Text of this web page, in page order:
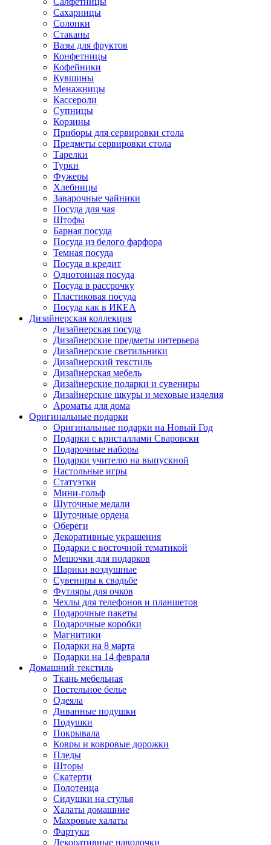
Сахарницы
Солонки
Стаканы
Вазы для фруктов
Конфетницы
Кофейники
Кувшины
Менажницы
Кассероли
Супницы
Корзины
Приборы для сервировки стола
Предметы сервировки стола
Тарелки
Турки
Фужеры
Хлебницы
Заварочные чайники
Посуда для чая
Штофы
Барная посуда
Посуда из белого фарфора
Темная посуда
Посуда в кредит
Однотонная посуда
Посуда в рассрочку
Пластиковая посуда
Посуда как в ИКЕА
Дизайнерская коллекция
Дизайнерская посуда
Дизайнерские предметы интерьера
Дизайнерские светильники
Дизайнерский текстиль
Дизайнерская мебель
Дизайнерские подарки и сувениры
Дизайнерские шкуры и меховые изделия
Ароматы для дома
Оригинальные подарки
Оригинальные подарки на Новый Год
Подарки с кристаллами Сваровски
Подарочные наборы
Подарки учителю на выпускной
Настольные игры
Статуэтки
Мини-гольф
Шуточные медали
Шуточные ордена
Обереги
Декоративные украшения
Подарки с восточной тематикой
Мешочки для подарков
Шарики воздушные
Сувениры к свадьбе
Футляры для очков
Чехлы для телефонов и планшетов
Подарочные пакеты
Подарочные коробки
Магнитики
Подарки на 8 марта
Подарки на 14 февраля
Домашний текстиль
Ткань мебельная
Постельное белье
Одеяла
Диванные подушки
Подушки
Покрывала
Ковры и ковровые дорожки
Пледы
Шторы
Скатерти
Полотенца
Сидушки на стулья
Халаты домашние
Махровые халаты
Фартуки
Декоративные наволочки